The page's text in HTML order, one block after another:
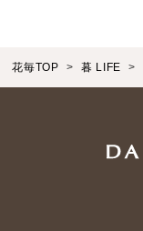
花毎TOP 暮 LIFE